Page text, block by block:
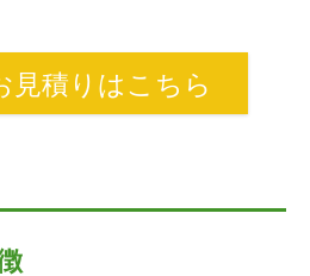
見積りはこちら